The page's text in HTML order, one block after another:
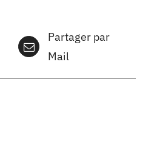
Partager par
Mail